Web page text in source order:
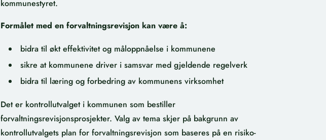
kommunestyret.
Formålet med en forvaltningsrevisjon kan være å:
bidra til økt effektivitet og måloppnåelse i kommunene
sikre at kommunene driver i samsvar med gjeldende regelverk
bidra til læring og forbedring av kommunens virksomhet
Det er kontrollutvalget i kommunen som bestiller
forvaltningsrevisjonsprosjekter. Valg av tema skjer på bakgrunn av
kontrollutvalgets plan for forvaltningsrevisjon som baseres på en risiko-